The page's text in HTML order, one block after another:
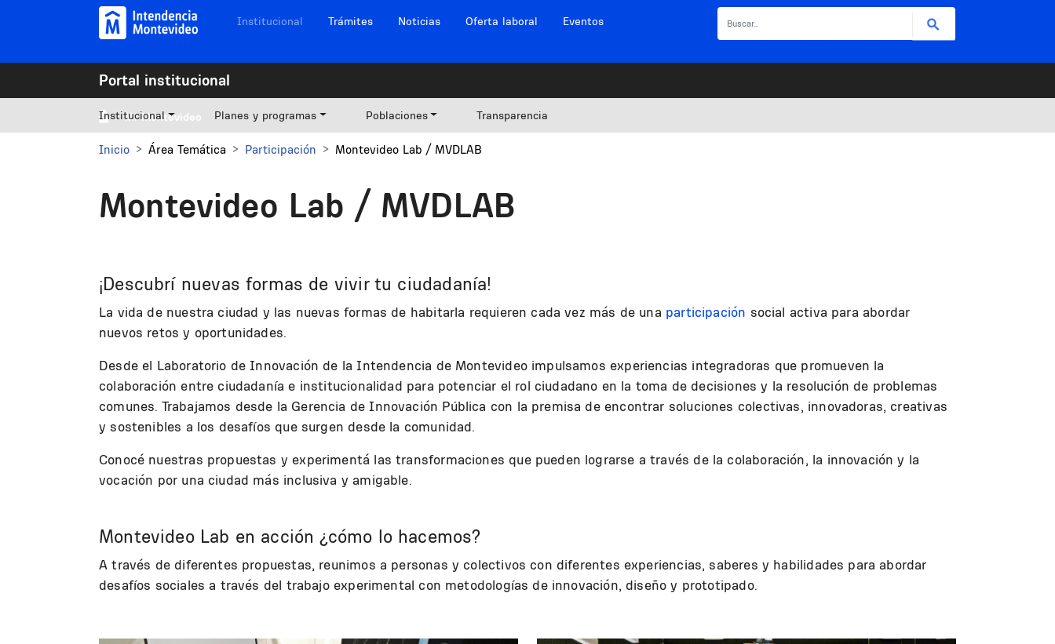
Pasar al contenido principal Navegación sitios
Institucional Trámites Noticias Oferta laboral Eventos
Portal institucional
Mi Montevideo
Institucional Planes y programas Poblaciones Transparencia
Inicio Área Temática Participación Montevideo Lab / MVDLAB
Montevideo Lab / MVDLAB
¡Descubrí nuevas formas de vivir tu ciudadanía!
La vida de nuestra ciudad y las nuevas formas de habitarla requieren cada vez más de una participación social activa para abordar
nuevos retos y oportunidades.
Desde el Laboratorio de Innovación de la Intendencia de Montevideo impulsamos experiencias integradoras que promueven la
colaboración entre ciudadanía e institucionalidad para potenciar el rol ciudadano en la toma de decisiones y la resolución de problemas
comunes. Trabajamos desde la Gerencia de Innovación Pública con la premisa de encontrar soluciones colectivas, innovadoras, creativas
y sostenibles a los desafíos que surgen desde la comunidad.
Conocé nuestras propuestas y experimentá las transformaciones que pueden lograrse a través de la colaboración, la innovación y la
vocación por una ciudad más inclusiva y amigable.
Montevideo Lab en acción ¿cómo lo hacemos?
A través de diferentes propuestas, reunimos a personas y colectivos con diferentes experiencias, saberes y habilidades para abordar
desafíos sociales a través del trabajo experimental con metodologías de innovación, diseño y prototipado.